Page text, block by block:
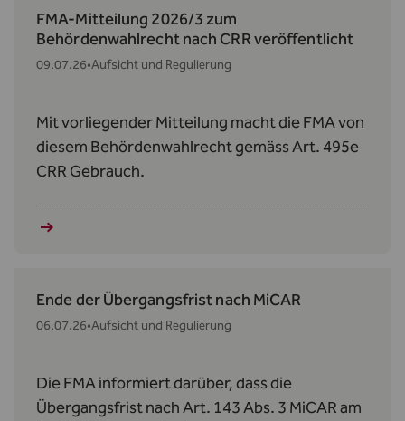
FMA-Mitteilung 2026/3 zum
Behördenwahlrecht nach CRR veröffentlicht
09.07.26•Aufsicht und Regulierung
Mit vorliegender Mitteilung macht die FMA von
diesem Behördenwahlrecht gemäss Art. 495e
CRR Gebrauch.
Ende der Übergangsfrist nach MiCAR
06.07.26•Aufsicht und Regulierung
Die FMA informiert darüber, dass die
Übergangsfrist nach Art. 143 Abs. 3 MiCAR am